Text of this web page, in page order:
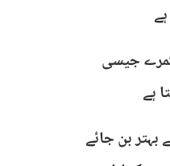
جیسی
ہے
بن جائے